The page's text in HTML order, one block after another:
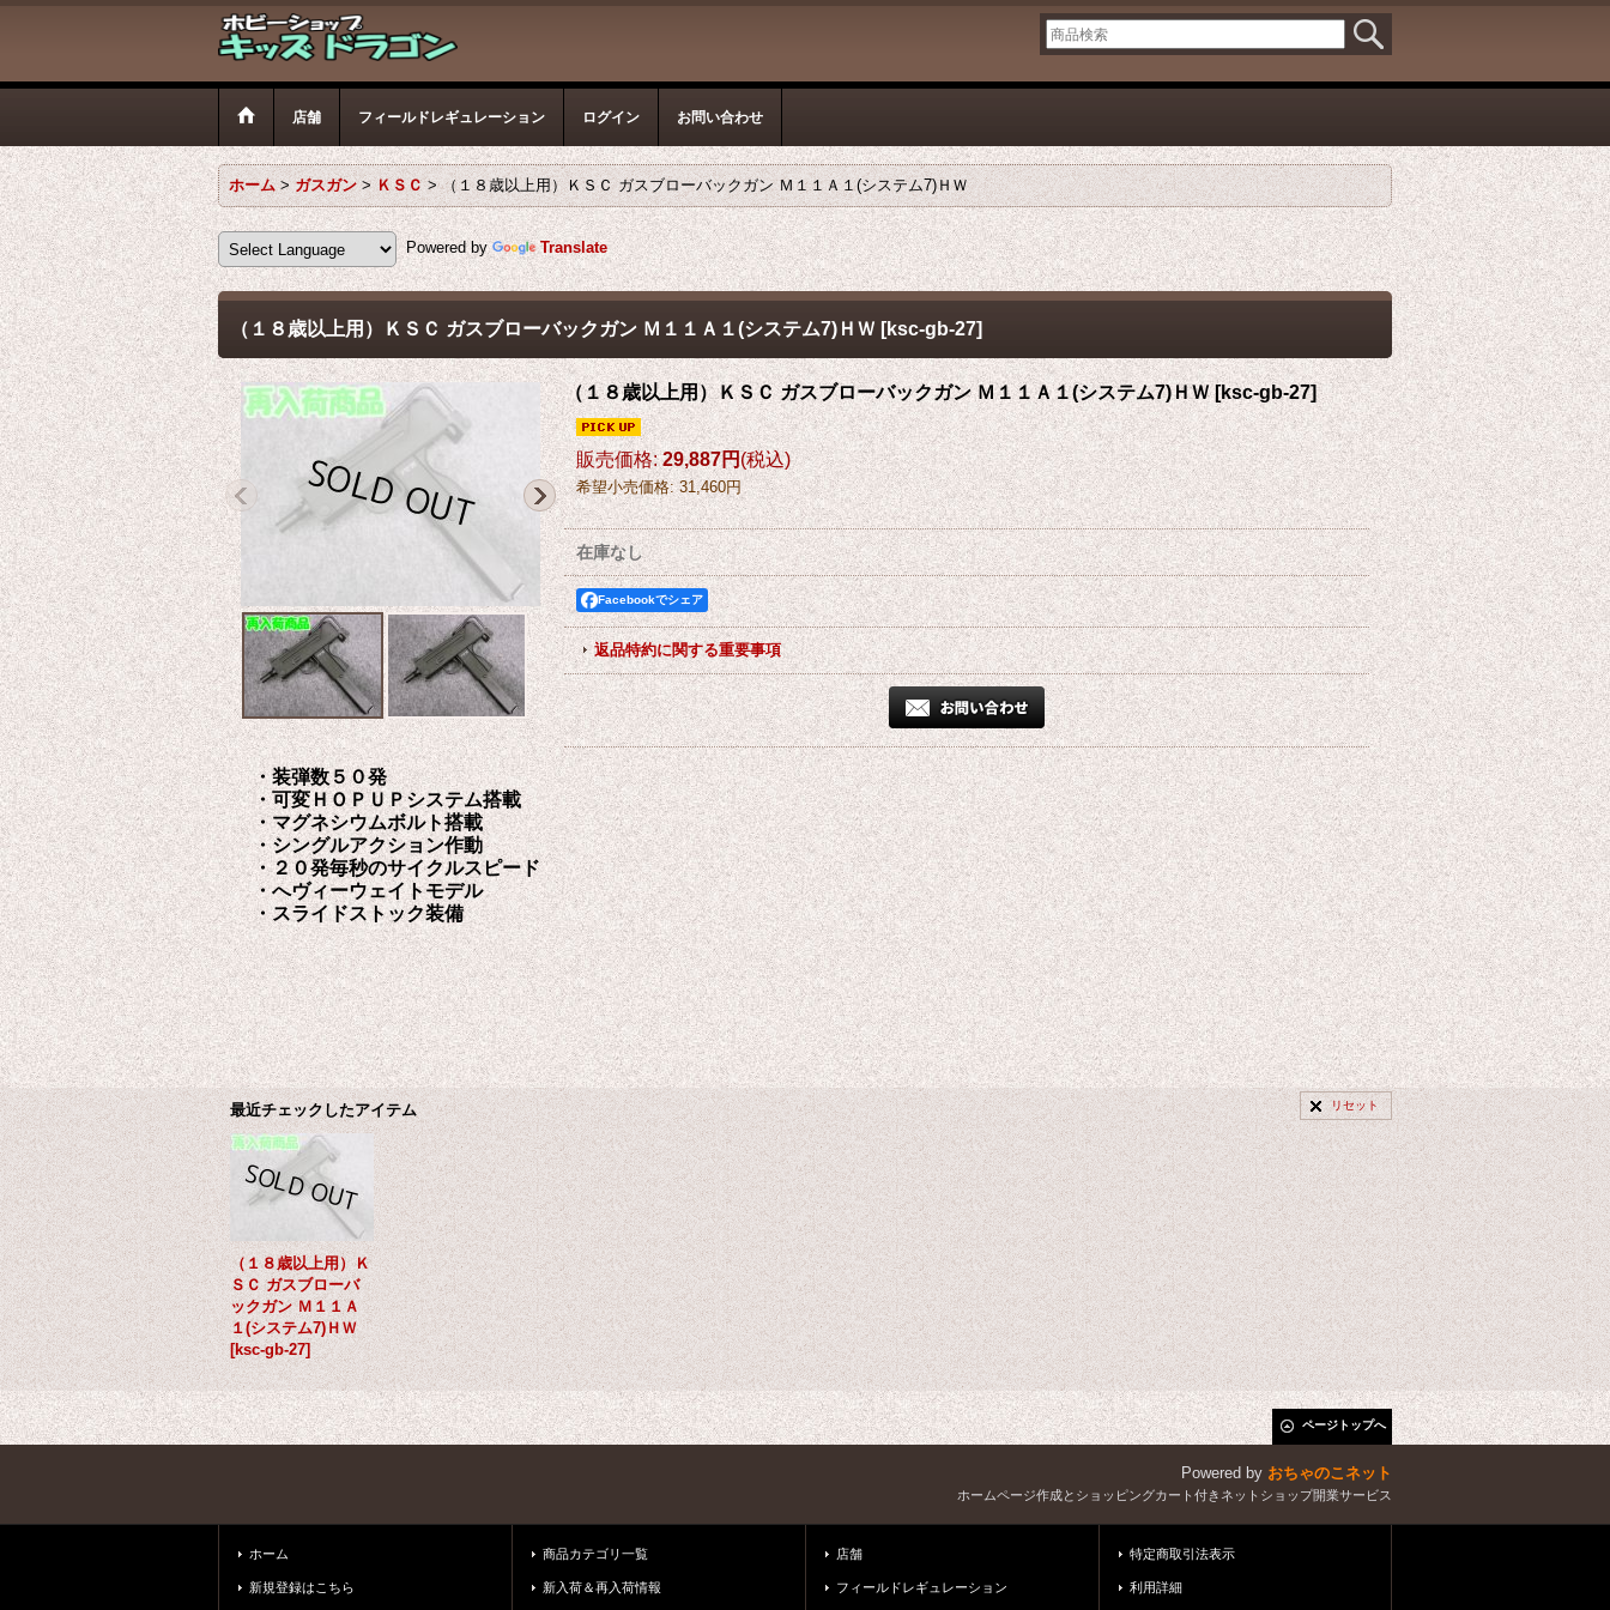
店舗 フィールドレギュレーション ログイン お問い合わせ
ホーム > ガスガン > ＫＳＣ > （１８歳以上用）ＫＳＣ ガスブローバックガン Ｍ１１Ａ１(システム7)ＨＷ
Powered by Translate
（１８歳以上用）ＫＳＣ ガスブローバックガン Ｍ１１Ａ１(システム7)ＨＷ [ksc-gb-27]
（１８歳以上用）ＫＳＣ ガスブローバックガン Ｍ１１Ａ１(システム7)ＨＷ [ksc-gb-27]
販売価格: 29,887円 (税込)
希望小売価格: 31,460円
在庫なし
Facebookでシェア
返品特約に関する重要事項
・装弾数５０発
・可変ＨＯＰＵＰシステム搭載
・マグネシウムボルト搭載
・シングルアクション作動
・２０発毎秒のサイクルスピード
・へヴィーウェイトモデル
・スライドストック装備
最近チェックしたアイテム リセット
（１８歳以上用）Ｋ
ＳＣ ガスブローバ
ックガン Ｍ１１Ａ
１(システム7)ＨＷ
[ksc-gb-27]
ページトップへ
Powered by おちゃのこネット
ホームページ作成とショッピングカート付きネットショップ開業サービス
ホーム
新規登録はこちら
商品カテゴリ一覧
新入荷＆再入荷情報
店舗
フィールドレギュレーション
特定商取引法表示
利用詳細